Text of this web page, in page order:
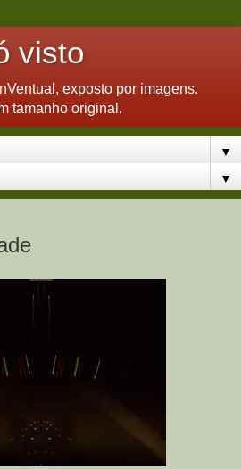
visto
exposto por imagens.
tamanho original.
▼
▼